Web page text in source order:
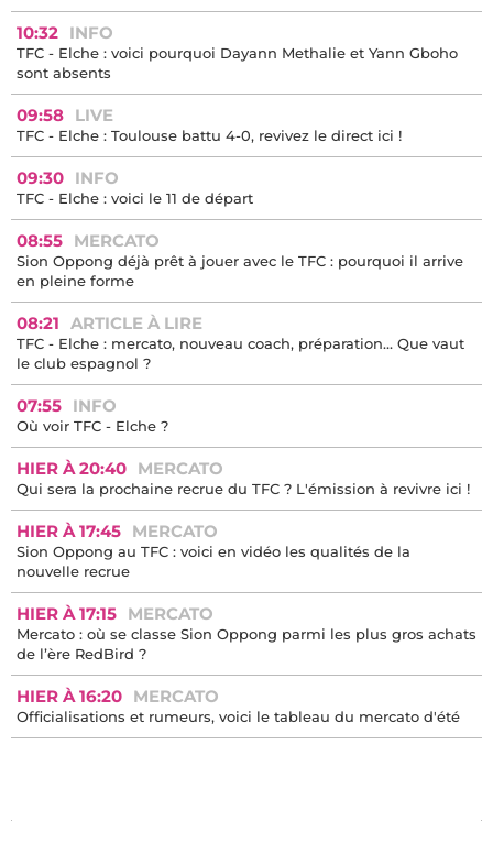
10:32 INFO
TFC - Elche : voici pourquoi Dayann Methalie et Yann Gboho
sont absents
09:58 LIVE
TFC - Elche : Toulouse battu 4-0, revivez le direct ici !
09:30 INFO
TFC - Elche : voici le 11 de départ
08:55 MERCATO
Sion Oppong déjà prêt à jouer avec le TFC : pourquoi il arrive
en pleine forme
08:21 ARTICLE À LIRE
TFC - Elche : mercato, nouveau coach, préparation… Que vaut
le club espagnol ?
07:55 INFO
Où voir TFC - Elche ?
HIER À 20:40 MERCATO
Qui sera la prochaine recrue du TFC ? L'émission à revivre ici !
HIER À 17:45 MERCATO
Sion Oppong au TFC : voici en vidéo les qualités de la
nouvelle recrue
HIER À 17:15 MERCATO
Mercato : où se classe Sion Oppong parmi les plus gros achats
de l’ère RedBird ?
HIER À 16:20 MERCATO
Officialisations et rumeurs, voici le tableau du mercato d'été